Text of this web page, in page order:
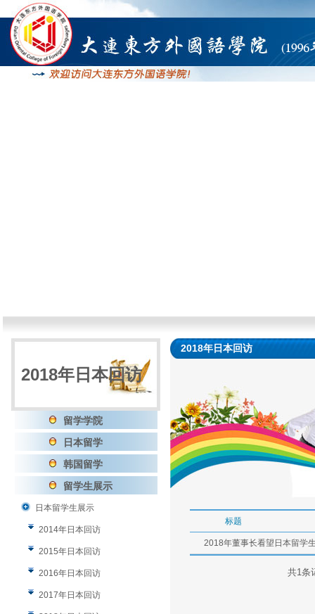
2018年日本回访
留学学院
日本留学
韩国留学
留学生展示
日本留学生展示
2014年日本回访
2015年日本回访
2016年日本回访
2017年日本回访
2018年日本回访
标题
2018年董事长看望日本留学
共1条